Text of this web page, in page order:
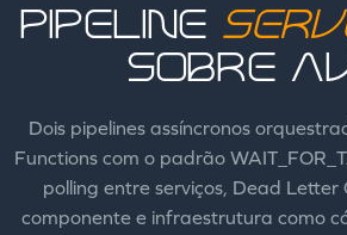
Pipeline
sobre
Dois pipelines assíncronos
Functions com o padrão
polling entre serviços, Dead Letter
componente e infraestrutura como